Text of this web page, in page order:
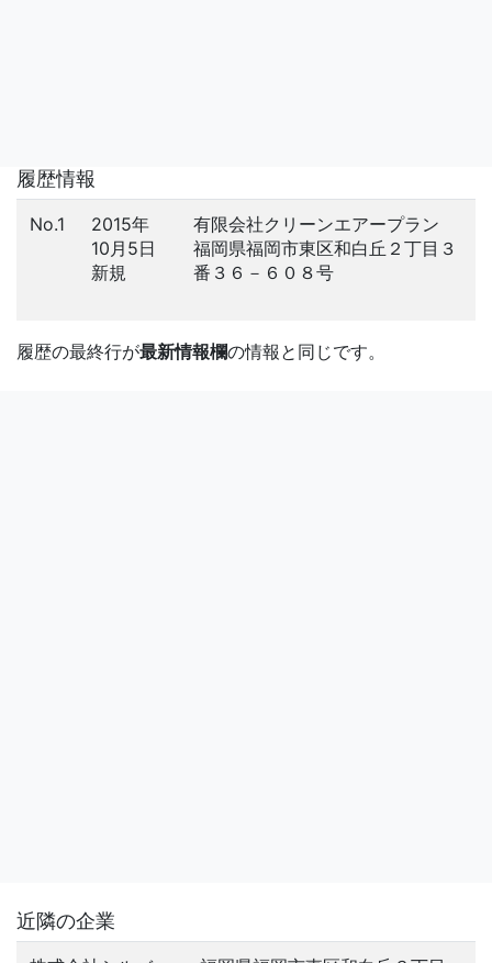
履歴情報
No.1
2015年
10月5日
新規
有限会社クリーンエアープラン
福岡県福岡市東区和白丘２丁目３
番３６－６０８号
履歴の最終行が最新情報欄の情報と同じです。
近隣の企業